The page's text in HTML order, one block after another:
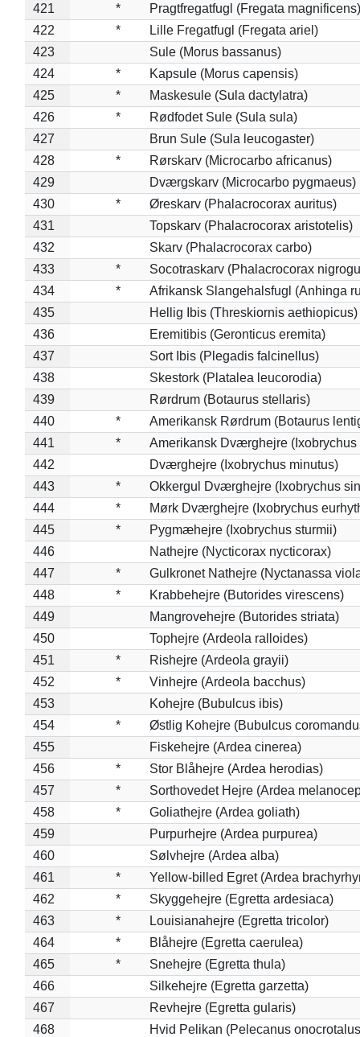
421
*
Pragtfregatfugl (Fregata magnificens)
422
*
Lille Fregatfugl (Fregata ariel)
423
Sule (Morus bassanus)
424
*
Kapsule (Morus capensis)
425
*
Maskesule (Sula dactylatra)
426
*
Rødfodet Sule (Sula sula)
427
Brun Sule (Sula leucogaster)
428
*
Rørskarv (Microcarbo africanus)
429
Dværgskarv (Microcarbo pygmaeus)
430
*
Øreskarv (Phalacrocorax auritus)
431
Topskarv (Phalacrocorax aristotelis)
432
Skarv (Phalacrocorax carbo)
433
*
Socotraskarv (Phalacrocorax
434
*
Afrikansk Slangehalsfugl (Anhinga
435
Hellig Ibis (Threskiornis aethiopicus)
436
Eremitibis (Geronticus eremita)
437
Sort Ibis (Plegadis falcinellus)
438
Skestork (Platalea leucorodia)
439
Rørdrum (Botaurus stellaris)
440
*
Amerikansk Rørdrum (Botaurus
441
*
Amerikansk Dværghejre (Ixobrychus
442
Dværghejre (Ixobrychus minutus)
443
*
Okkergul Dværghejre (Ixobrychus
444
*
Mørk Dværghejre (Ixobrychus
445
*
Pygmæhejre (Ixobrychus sturmii)
446
Nathejre (Nycticorax nycticorax)
447
*
Gulkronet Nathejre (Nyctanassa
448
*
Krabbehejre (Butorides virescens)
449
Mangrovehejre (Butorides striata)
450
Tophejre (Ardeola ralloides)
451
*
Rishejre (Ardeola grayii)
452
*
Vinhejre (Ardeola bacchus)
453
Kohejre (Bubulcus ibis)
454
*
Østlig Kohejre (Bubulcus
455
Fiskehejre (Ardea cinerea)
456
*
Stor Blåhejre (Ardea herodias)
457
*
Sorthovedet Hejre (Ardea
458
*
Goliathejre (Ardea goliath)
459
Purpurhejre (Ardea purpurea)
460
Sølvhejre (Ardea alba)
461
*
Yellow-billed Egret (Ardea
462
*
Skyggehejre (Egretta ardesiaca)
463
*
Louisianahejre (Egretta tricolor)
464
*
Blåhejre (Egretta caerulea)
465
*
Snehejre (Egretta thula)
466
Silkehejre (Egretta garzetta)
467
Revhejre (Egretta gularis)
468
Hvid Pelikan (Pelecanus